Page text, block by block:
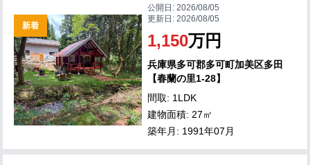
新着
公開日:2026/08/05
更新日:2026/08/05
1,150万円
兵庫県多可郡多可町加美区多田
【春蘭の里1-28】
間取: 1LDK
建物面積: 27㎡
築年月: 1991年07月